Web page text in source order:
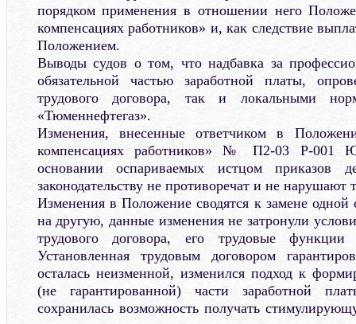
порядком применения в отношении него
компенсациях работников» и, как следствие
Положением.
Выводы судов о том, что надбавка за
обязательной частью заработной платы,
трудового договора, так и локальными
«Тюменнефтегаз».
Изменения, внесенные ответчиком в
компенсациях работников» № П2-03 Р-001
основании оспариваемых истцом приказов
законодательству не противоречат и не нарушают
Изменения в Положение сводятся к замене
на другую, данные изменения не затронули
трудового договора, его трудовые
Установленная трудовым договором
осталась неизменной, изменился подход к
(не гарантированной) части заработной
сохранилась возможность получать